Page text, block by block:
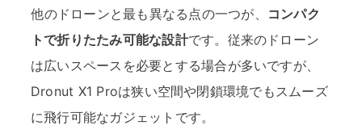
他のドローンと最も異なる点の一つが、
コンパク
トで折りたたみ可能な設計です。従来のドローン
は広いスペースを必要とする場合が多いですが、
Dronut X1 Proは狭い空間や閉鎖環境でもスムーズ
に飛行可能なガジェットです。